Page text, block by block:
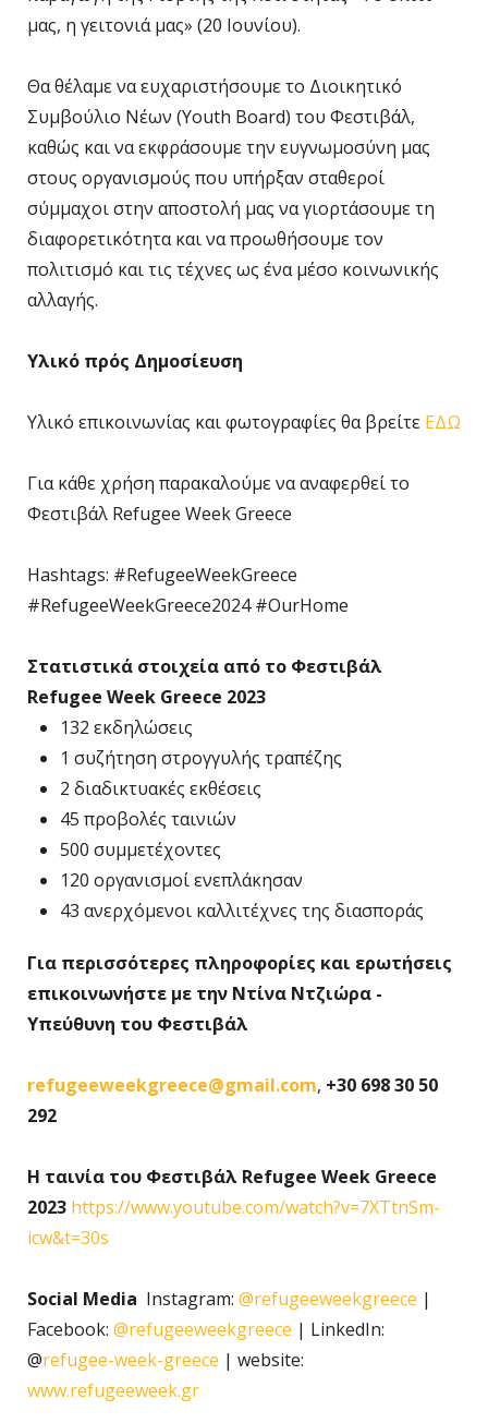
μας, η γειτονιά μας» (20 Ιουνίου).
Θα θέλαμε να ευχαριστήσουμε το Διοικητικό
Συμβούλιο Νέων (Youth Board) του Φεστιβάλ,
καθώς και να εκφράσουμε την ευγνωμοσύνη μας
στους οργανισμούς που υπήρξαν σταθεροί
σύμμαχοι στην αποστολή μας να γιορτάσουμε τη
διαφορετικότητα και να προωθήσουμε τον
πολιτισμό και τις τέχνες ως ένα μέσο κοινωνικής
αλλαγής.
Υλικό πρός Δημοσίευση
Υλικό επικοινωνίας και φωτογραφίες θα βρείτε ΕΔΩ
Για κάθε χρήση παρακαλούμε να αναφερθεί το
Φεστιβάλ Refugee Week Greece
Hashtags: #RefugeeWeekGreece
#RefugeeWeekGreece2024 #OurHome
Στατιστικά στοιχεία από το Φεστιβάλ
Refugee Week Greece 2023
132 εκδηλώσεις
1 συζήτηση στρογγυλής τραπέζης
2 διαδικτυακές εκθέσεις
45 προβολές ταινιών
500 συμμετέχοντες
120 οργανισμοί ενεπλάκησαν
43 ανερχόμενοι καλλιτέχνες της διασποράς
Για περισσότερες πληροφορίες και ερωτήσεις
επικοινωνήστε με την Ντίνα Ντζιώρα -
Υπεύθυνη του Φεστιβάλ
refugeeweekgreece@gmail.com, +30 698 30 50
292
Η ταινία του Φεστιβάλ Refugee Week Greece
2023 https://www.youtube.com/watch?v=7XTtnSm-
icw&t=30s
Social Media Instagram: @refugeeweekgreece |
Facebook: @refugeeweekgreece | LinkedIn:
@refugee-week-greece | website:
www.refugeeweek.gr